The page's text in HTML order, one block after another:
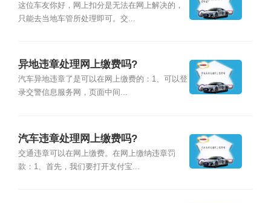
这位车友你好，网上扣分是无法在网上解决的，
只能去当地车管所处理即可。交...
异地违章处理网上缴费吗?
汽车异地违章了是可以在网上缴费的：1、可以登
录交警信息服务网，页面中间...
汽车违章处理网上缴费吗?
交通违章可以在网上缴费。在网上缴纳违章罚
款：1、首先，我们要打开支付宝...